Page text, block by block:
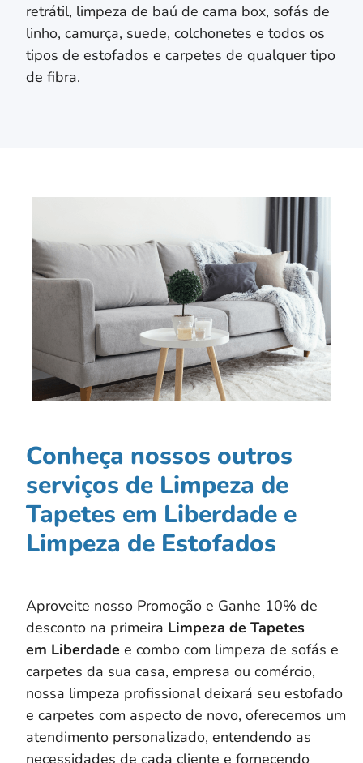
retrátil, limpeza de baú de cama box, sofás de
linho, camurça, suede, colchonetes e todos os
tipos de estofados e carpetes de qualquer tipo
de fibra.
Conheça nossos outros
serviços de Limpeza de
Tapetes em Liberdade e
Limpeza de Estofados
Aproveite nosso Promoção e Ganhe 10% de
desconto na primeira Limpeza de Tapetes
em Liberdade e combo com limpeza de sofás e
carpetes da sua casa, empresa ou comércio,
nossa limpeza profissional deixará seu estofado
e carpetes com aspecto de novo, oferecemos um
atendimento personalizado, entendendo as
necessidades de cada cliente e fornecendo